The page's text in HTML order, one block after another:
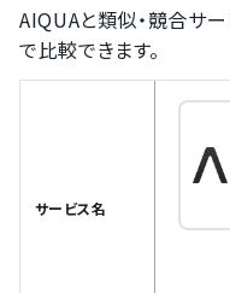
AIQUAと類似・競合サ
で比較できます。
サービス名